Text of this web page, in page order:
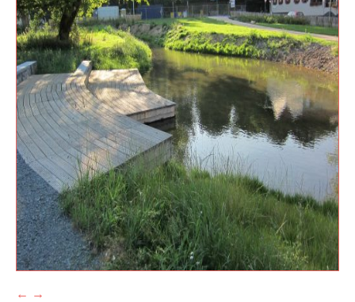
Cadres planologiques et outils
opérationnels bruxellois
Ambitions
Conduite du projet
Processus
Economie
Aménagement de l’espace public
Maillage
Partage
Ecosystème
Esthétique
Composez la feuille de route de votre
projet
Applications
Rue Henri Bergé
← →